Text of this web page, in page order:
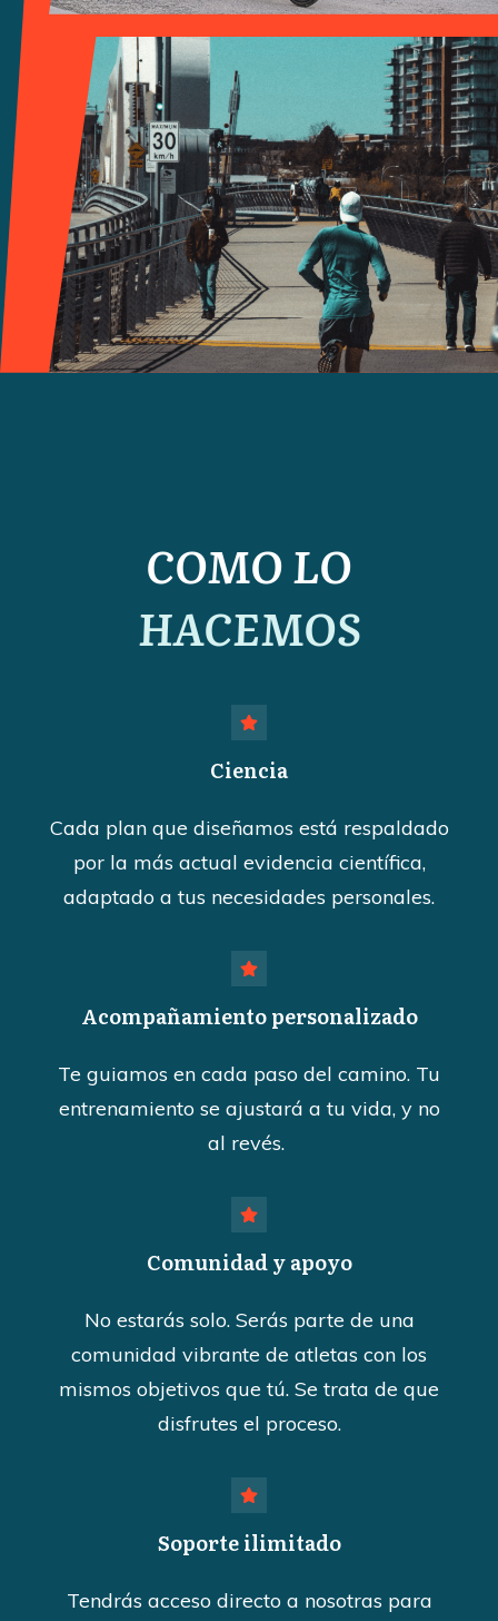
COMO LO
HACEMOS
Ciencia
Cada plan que diseñamos está respaldado
por la más actual evidencia científica,
adaptado a tus necesidades personales.
Acompañamiento personalizado
Te guiamos en cada paso del camino. Tu
entrenamiento se ajustará a tu vida, y no
al revés.
Comunidad y apoyo
No estarás solo. Serás parte de una
comunidad vibrante de atletas con los
mismos objetivos que tú. Se trata de que
disfrutes el proceso.
Soporte ilimitado
Tendrás acceso directo a nosotras para